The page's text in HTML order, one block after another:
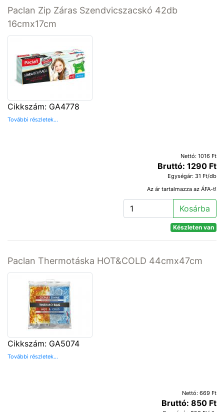
Paclan Zip Záras Szendvicszacskó 42db
16cmx17cm
Cikkszám: GA4778
További részletek...
Nettó: 1016 Ft
Bruttó: 1290 Ft
Egységár: 31 Ft/db
Az ár tartalmazza az ÁFA-t!
Kosárba
Készleten van
Paclan Thermotáska HOT&COLD 44cmx47cm
Cikkszám: GA5074
További részletek...
Nettó: 669 Ft
Bruttó: 850 Ft